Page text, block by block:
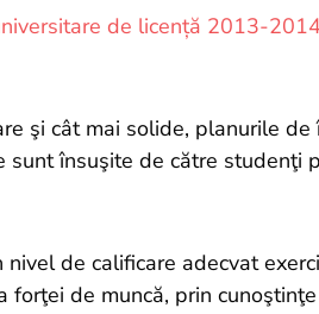
de licență 2013-
şi cât mai solide, planurile de
sunt însuşite de către studenţi
de calificare adecvat
de muncă, prin